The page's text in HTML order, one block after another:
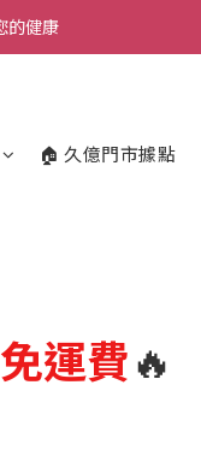
的健康
🏠 久億門市據點
運費🔥